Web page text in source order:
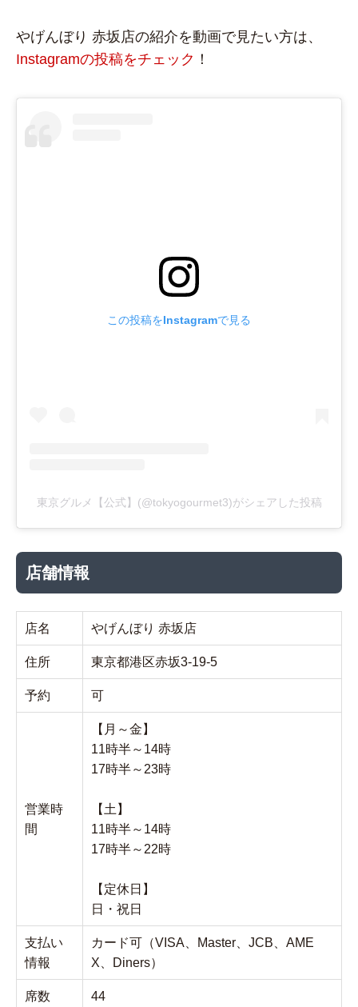
やげんぼり 赤坂店の紹介を動画で見たい方は、
Instagramの投稿をチェック ！
この投稿をInstagramで見る
東京グルメ【公式】(@tokyogourmet3)がシェアした投稿
店舗情報
店名 やげんぼり 赤坂店
住所 東京都港区赤坂3-19-5
予約 可
営業時
間
【月～金】
11時半～14時
17時半～23時
【土】
11時半～14時
17時半～22時
【定休日】
日・祝日
支払い
情報
カード可（VISA、Master、JCB、AME
X、Diners）
席数 44